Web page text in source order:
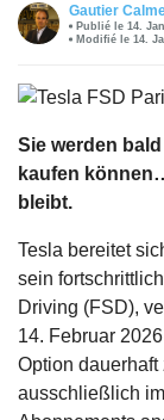
Gautier
Publié le 14.
Modifié le 14.
Sie werden
kaufen
bleibt.
Tesla bereitet
sein
Driving (FSD),
14. Februar
Option
ausschließlich